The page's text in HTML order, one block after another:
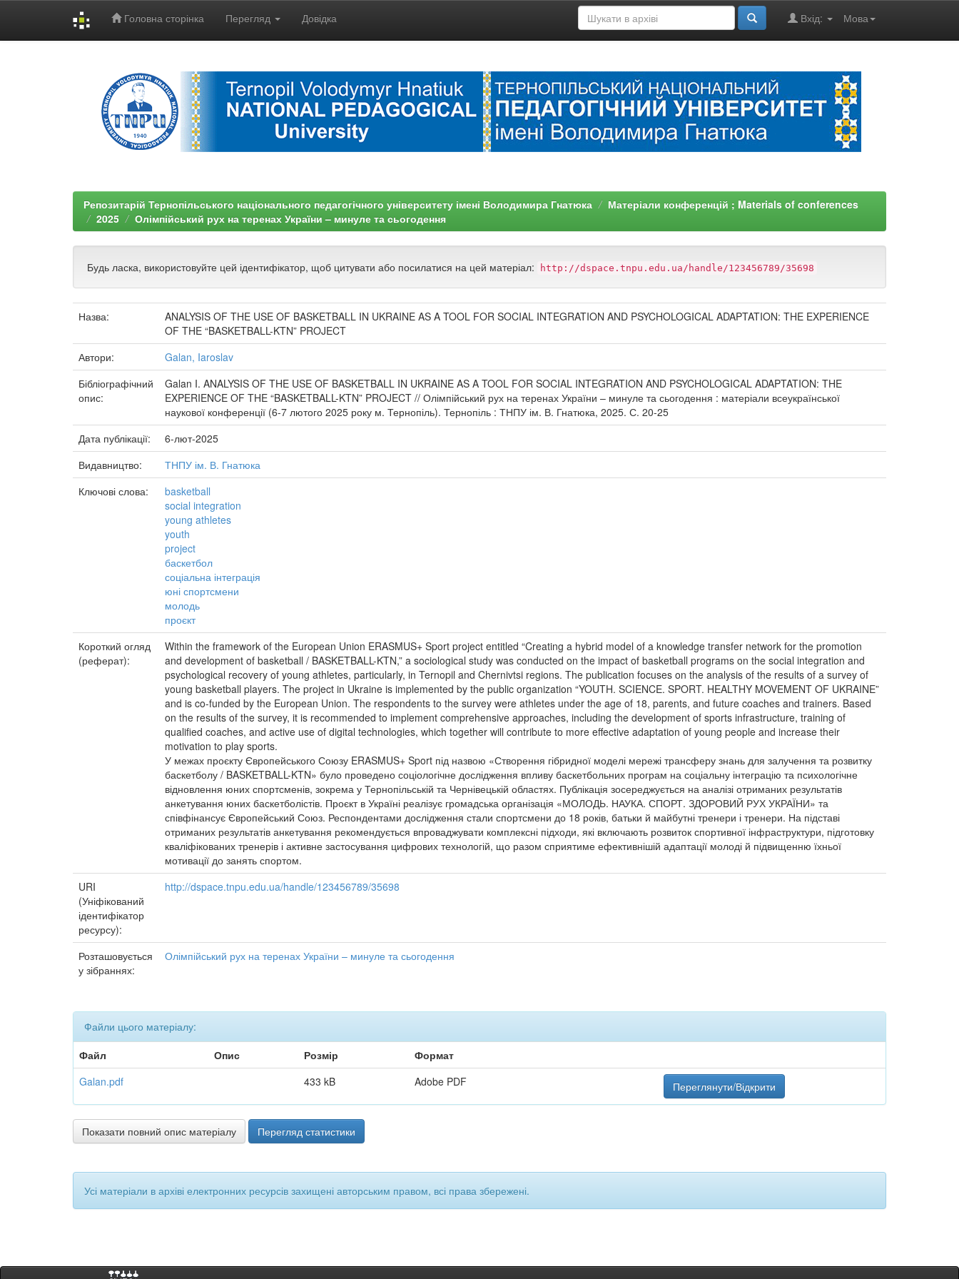
Головна сторінка Перегляд Довідка Мова
Вхід:
Репозитарій Тернопільського національного педагогічного університету імені Володимира Гнатюка
Матеріали конференцій ; Materials of conferences
2025
Олімпійський рух на теренах України – минуле та сьогодення
Будь ласка, використовуйте цей ідентифікатор, щоб цитувати або посилатися на цей матеріал: http://dspace.tnpu.edu.ua/handle/123456789/35698
Назва:
ANALYSIS OF THE USE OF BASKETBALL IN UKRAINE AS A TOOL FOR SOCIAL INTEGRATION AND PSYCHOLOGICAL ADAPTATION: THE EXPERIENCE
OF THE “BASKETBALL-KTN” PROJECT
Автори:
Galan, Iaroslav
Бібліографічний
опис:
Galan I. ANALYSIS OF THE USE OF BASKETBALL IN UKRAINE AS A TOOL FOR SOCIAL INTEGRATION AND PSYCHOLOGICAL ADAPTATION: THE
EXPERIENCE OF THE “BASKETBALL-KTN” PROJECT // Олімпійський рух на теренах України – минуле та сьогодення : матеріали всеукраїнської
наукової конференції (6-7 лютого 2025 року м. Тернопіль). Тернопіль : ТНПУ ім. В. Гнатюка, 2025. С. 20-25
Дата публікації:
6-лют-2025
Видавництво:
ТНПУ ім. В. Гнатюка
Ключові слова:
basketball
social integration
young athletes
youth
project
баскетбол
соціальна інтеграція
юні спортсмени
молодь
проєкт
Короткий огляд
(реферат):
Within the framework of the European Union ERASMUS+ Sport project entitled “Creating a hybrid model of a knowledge transfer network for the promotion
and development of basketball / BASKETBALL-KTN,” a sociological study was conducted on the impact of basketball programs on the social integration and
psychological recovery of young athletes, particularly, in Ternopil and Chernivtsi regions. The publication focuses on the analysis of the results of a survey of
young basketball players. The project in Ukraine is implemented by the public organization “YOUTH. SCIENCE. SPORT. HEALTHY MOVEMENT OF UKRAINE”
and is co-funded by the European Union. The respondents to the survey were athletes under the age of 18, parents, and future coaches and trainers. Based
on the results of the survey, it is recommended to implement comprehensive approaches, including the development of sports infrastructure, training of
qualified coaches, and active use of digital technologies, which together will contribute to more effective adaptation of young people and increase their
motivation to play sports.
У межах проєкту Європейського Союзу ERASMUS+ Sport під назвою «Створення гібридної моделі мережі трансферу знань для залучення та розвитку
баскетболу / BASKETBALL-KTN» було проведено соціологічне дослідження впливу баскетбольних програм на соціальну інтеграцію та психологічне
відновлення юних спортсменів, зокрема у Тернопільській та Чернівецькій областях. Публікація зосереджується на аналізі отриманих результатів
анкетування юних баскетболістів. Проєкт в Україні реалізує громадська організація «МОЛОДЬ. НАУКА. СПОРТ. ЗДОРОВИЙ РУХ УКРАЇНИ» та
співфінансує Європейський Союз. Респондентами дослідження стали спортсмени до 18 років, батьки й майбутні тренери і тренери. На підставі
отриманих результатів анкетування рекомендується впроваджувати комплексні підходи, які включають розвиток спортивної інфраструктури, підготовку
кваліфікованих тренерів і активне застосування цифрових технологій, що разом сприятиме ефективнішій адаптації молоді й підвищенню їхньої
мотивації до занять спортом.
URI
(Уніфікований
ідентифікатор
ресурсу):
http://dspace.tnpu.edu.ua/handle/123456789/35698
Розташовується
у зібраннях:
Олімпійський рух на теренах України – минуле та сьогодення
Файли цього матеріалу:
Файл
Опис Розмір
Формат
Galan.pdf
433 kB Adobe PDF Переглянути/Відкрити
Показати повний опис матеріалу Перегляд статистики
Усі матеріали в архіві електронних ресурсів захищені авторським правом, всі права збережені.